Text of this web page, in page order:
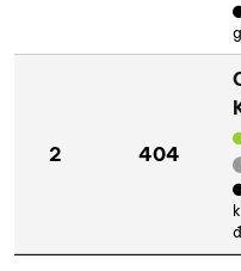
2 404